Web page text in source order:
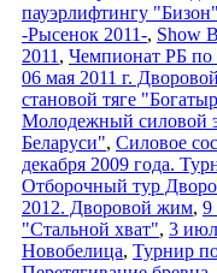
пауэрлифтингу "Бизон"
-Рысенок 2011-, Show
2011 , Чемпионат РБ по
06 мая 2011 г.
становой тяге
Молодежный силовой
Беларуси", Силовое
декабря 2009 года.
Отборочный тур
2012. Дворовой жим, 9
"Стальной хват", 3
Новобелица, Турнир